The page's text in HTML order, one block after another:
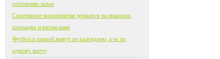
состоянию залов
Спортивное мероприятие держится на правилах,
площадке и расписании
Футбол и хоккей живут по календарю, а не по
одному матчу